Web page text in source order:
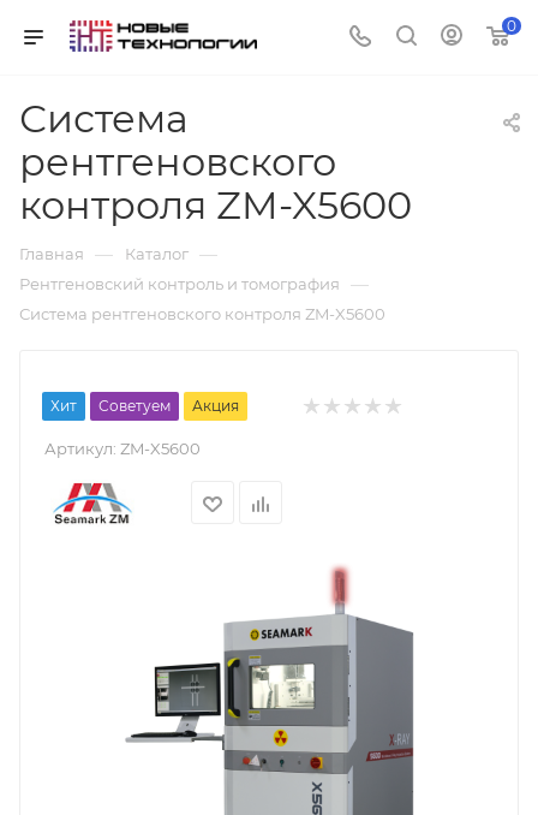
0
Система
рентгеновского
контроля ZM-X5600
Главная — Каталог —
Рентгеновский контроль и томография —
Система рентгеновского контроля ZM-X5600
Хит Советуем Акция
Артикул: ZM-X5600